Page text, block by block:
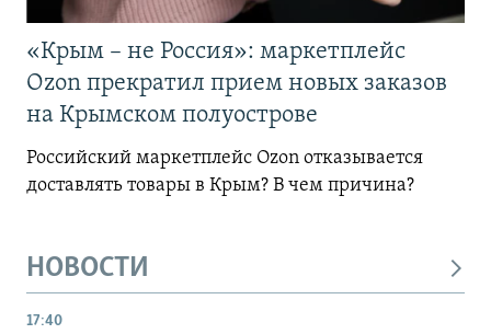
«Крым – не Россия»: маркетплейс
Ozon прекратил прием новых заказов
на Крымском полуострове
Российский маркетплейс Ozon отказывается
доставлять товары в Крым? В чем причина?
НОВОСТИ
17:40